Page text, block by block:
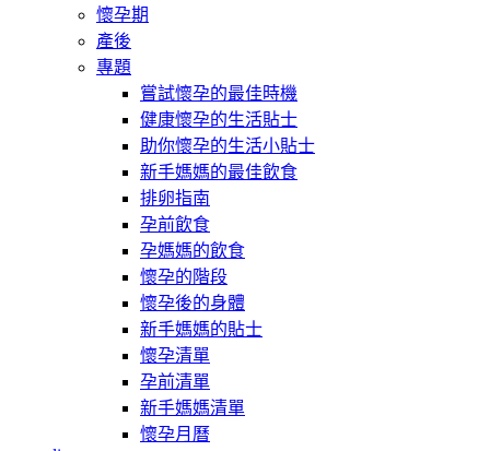
懷孕期
產後
專題
嘗試懷孕的最佳時機
健康懷孕的生活貼士
助你懷孕的生活小貼士
新手媽媽的最佳飲食
排卵指南
孕前飲食
孕媽媽的飲食
懷孕的階段
懷孕後的身體
新手媽媽的貼士
懷孕清單
孕前清單
新手媽媽清單
懷孕月曆